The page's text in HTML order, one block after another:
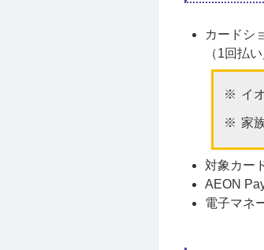
カードシ
（1回払
イ
家
対象カー
AEON
電子マネ